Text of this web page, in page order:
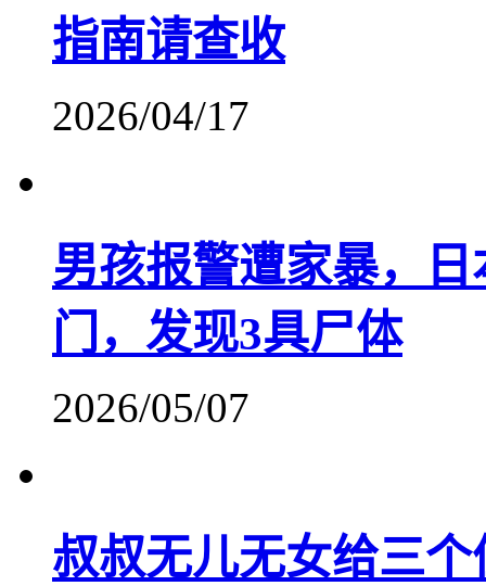
指南请查收
2026/04/17
男孩报警遭家暴，
门，发现3具尸体
2026/05/07
叔叔无儿无女给三